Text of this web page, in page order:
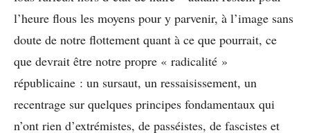
l’heure flous les moyens pour y parvenir, à l’image sans
doute de notre flottement quant à ce que pourrait, ce
que devrait être notre propre « radicalité »
républicaine : un sursaut, un ressaisissement, un
recentrage sur quelques principes fondamentaux qui
n’ont rien d’extrémistes, de passéistes, de fascistes et